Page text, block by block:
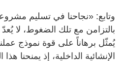
وتابع: «نجاحنا في تسليم
بالتزامن مع تلك الضغوط، لا
يُمثّل برهاناً على قوة نموذج
الإنشائية الداخلية، إذ يمنحنا